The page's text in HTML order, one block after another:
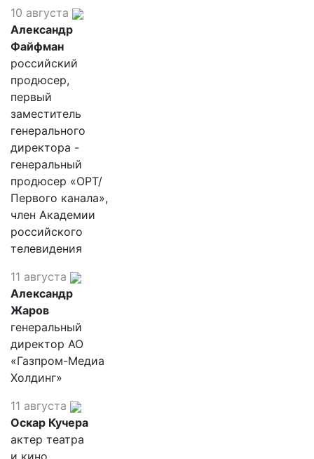
10 августа
Александр
Файфман
российский
продюсер,
первый
заместитель
генерального
директора -
генеральный
продюсер «ОРТ/
Первого канала»,
член Академии
российского
телевидения
11 августа
Александр
Жаров
генеральный
директор АО
«Газпром-Медиа
Холдинг»
11 августа
Оскар Кучера
актер театра
и кино,